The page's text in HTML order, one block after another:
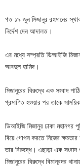
গত ১৯ জুন মিজানুর রহমানের
নির্দেশ দেন আদালত।
এর মধ্যে সম্প্রতি ডিআইজি
আবদুল হামিদ।
মিজানুরের বিরুদ্ধে এক সংবাদ
প্রমাণিত হওয়ার পর তাকে
ডিআইজি মিজানুর ঢাকা মহানগর
বিয়ে গোপন করতে নিজের
তার বিরুদ্ধে। এছাড়া এক সংবাদ
মিজানুরের বিরুদ্ধে বিমানবন্দর